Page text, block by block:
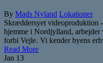
By Mads Nyland Lokationer
Skræddersyet videoproduktion
hjemme i Nordjylland,
forbi Vejle. Vi kender byens
Read More
Jan 13